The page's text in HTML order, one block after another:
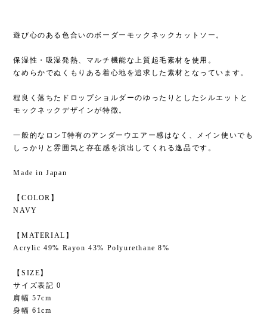
遊び心のある色合いのボーダーモックネックカットソー。
保湿性・吸湿発熱、マルチ機能な上質起毛素材を使用。
なめらかでぬくもりある着心地を追求した素材となっています。
程良く落ちたドロップショルダーのゆったりとしたシルエットと
モックネックデザインが特徴。
一般的なロンT特有のアンダーウエアー感はなく、メイン使いでも
しっかりと雰囲気と存在感を演出してくれる逸品です。
Made in Japan
【COLOR】
NAVY
【MATERIAL】
Acrylic 49% Rayon 43% Polyurethane 8%
【SIZE】
サイズ表記 0
肩幅 57cm
身幅 61cm